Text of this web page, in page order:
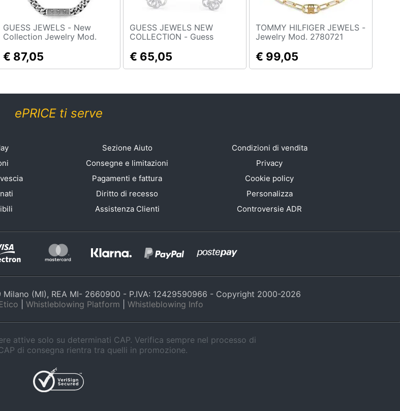
GUESS JEWELS - New
Collection Jewelry Mod.
€ 87,05
GUESS JEWELS NEW
COLLECTION - Guess
Ube70156
€ 65,05
TOMMY HILFIGER JEWELS -
Jewelry Mod. 2780721
€ 99,05
ePRICE ti serve
Sezione Aiuto
Consegne e limitazioni
Pagamenti e fattura
Diritto di recesso
Assistenza Clienti
Condizioni di vendita
Privacy
Cookie policy
Personalizza
Controversie ADR
Milano (MI), REA MI- 2660900 - P.IVA: 12429590966 - Copyright 2000-2026
Whistleblowing Platform Whistleblowing Info
attive solo su determinati CAP. Verifica sempre nel processo di
di consegna rientra tra quelli in promozione.